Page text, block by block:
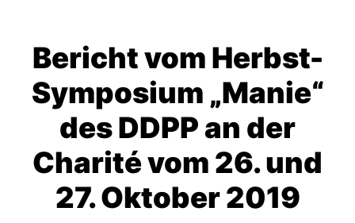
Bericht vom Herbst-
Symposium „Manie“
des DDPP an der
Charité vom 26. und
27. Oktober 2019